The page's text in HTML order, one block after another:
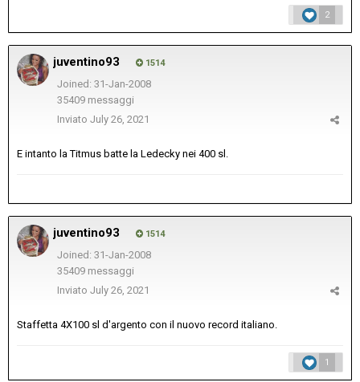
2
juventino93 1514
Joined: 31-Jan-2008
35409 messaggi
Inviato July 26, 2021
E intanto la Titmus batte la Ledecky nei 400 sl.
juventino93 1514
Joined: 31-Jan-2008
35409 messaggi
Inviato July 26, 2021
Staffetta 4X100 sl d'argento con il nuovo record italiano.
1